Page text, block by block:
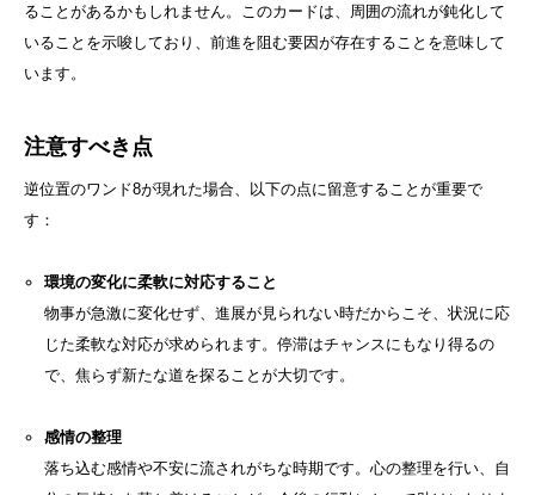
ることがあるかもしれません。このカードは、周囲の流れが鈍化して
いることを示唆しており、前進を阻む要因が存在することを意味して
います。
注意すべき点
逆位置のワンド8が現れた場合、以下の点に留意することが重要で
す：
環境の変化に柔軟に対応すること
物事が急激に変化せず、進展が見られない時だからこそ、状況に応
じた柔軟な対応が求められます。停滞はチャンスにもなり得るの
で、焦らず新たな道を探ることが大切です。
感情の整理
落ち込む感情や不安に流されがちな時期です。心の整理を行い、自